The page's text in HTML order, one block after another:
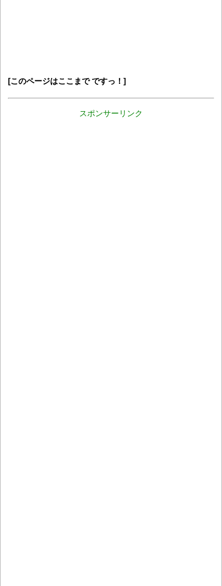
[このページはここまで ですっ！]
スポンサーリンク